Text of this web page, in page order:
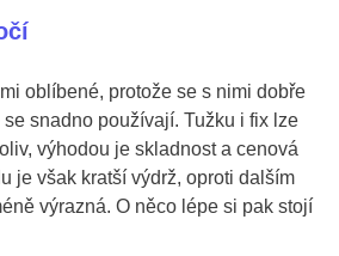
oblíbené, protože se s nimi dobře
snadno používají. Tužku i fix lze
výhodou je skladnost a cenová
je však kratší výdrž, oproti dalším
výrazná. O něco lépe si pak stojí